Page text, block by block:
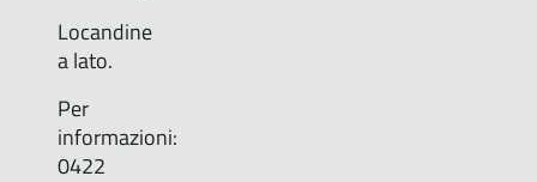
Locandine
a lato.
Per
informazioni:
0422